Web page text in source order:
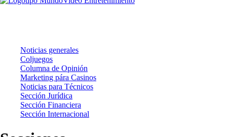
Noticias generales
Coljuegos
Columna de Opinión
Marketing pára Casinos
Noticias para Técnicos
Sección Jurídica
Sección Financiera
Sección Internacional